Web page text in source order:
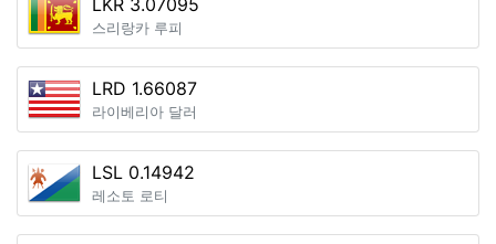
LKR 3.07095
스리랑카 루피
LRD 1.66087
라이베리아 달러
LSL 0.14942
레소토 로티